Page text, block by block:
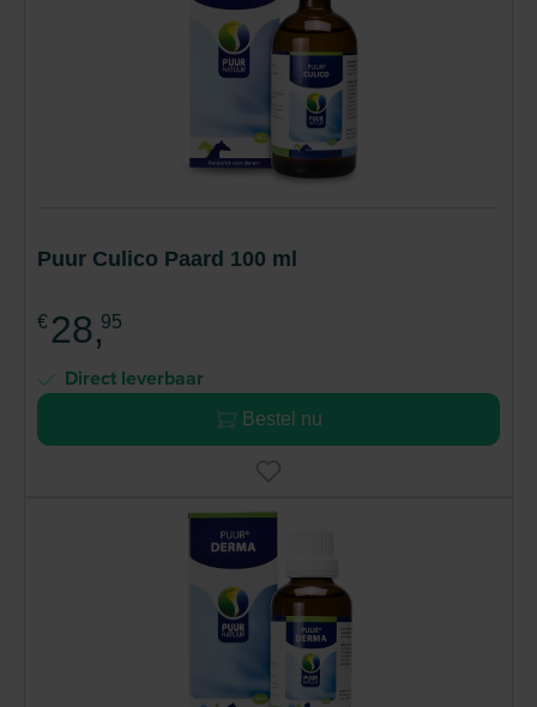
Puur Culico Paard 100 ml
€ 28,95
Direct leverbaar
Bestel nu